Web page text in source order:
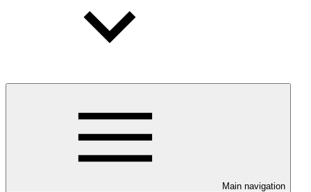
Main navigation